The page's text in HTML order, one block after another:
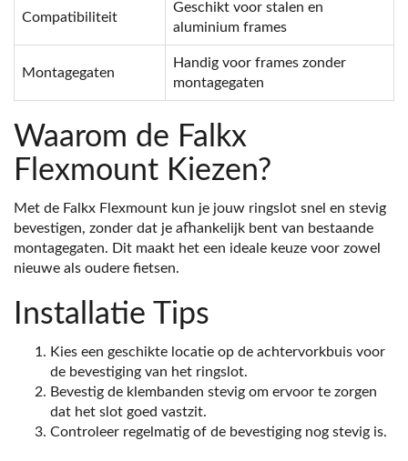
Compatibiliteit
Geschikt voor stalen en
aluminium frames
Montagegaten
Handig voor frames zonder
montagegaten
Waarom de Falkx
Flexmount Kiezen?
Met de Falkx Flexmount kun je jouw ringslot snel en stevig
bevestigen, zonder dat je afhankelijk bent van bestaande
montagegaten. Dit maakt het een ideale keuze voor zowel
nieuwe als oudere fietsen.
Installatie Tips
Kies een geschikte locatie op de achtervorkbuis voor
de bevestiging van het ringslot.
Bevestig de klembanden stevig om ervoor te zorgen
dat het slot goed vastzit.
Controleer regelmatig of de bevestiging nog stevig is.